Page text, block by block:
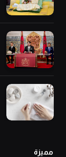
مميزة